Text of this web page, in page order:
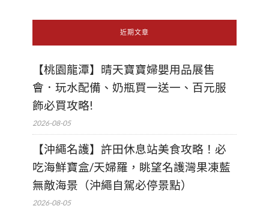
近期文章
【桃園龍潭】晴天寶寶婦嬰用品展售
會．玩水配備、奶瓶買一送一、百元服
飾必買攻略!
2026-08-05
【沖繩名護】許田休息站美食攻略！必
吃海鮮寶盒/天婦羅，眺望名護灣果凍藍
無敵海景（沖繩自駕必停景點）
2026-08-05